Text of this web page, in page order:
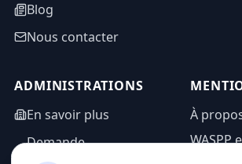
Blog
Nous contacter
ADMINISTRATIONS
En savoir plus
Demande
d'information
À
WASPP